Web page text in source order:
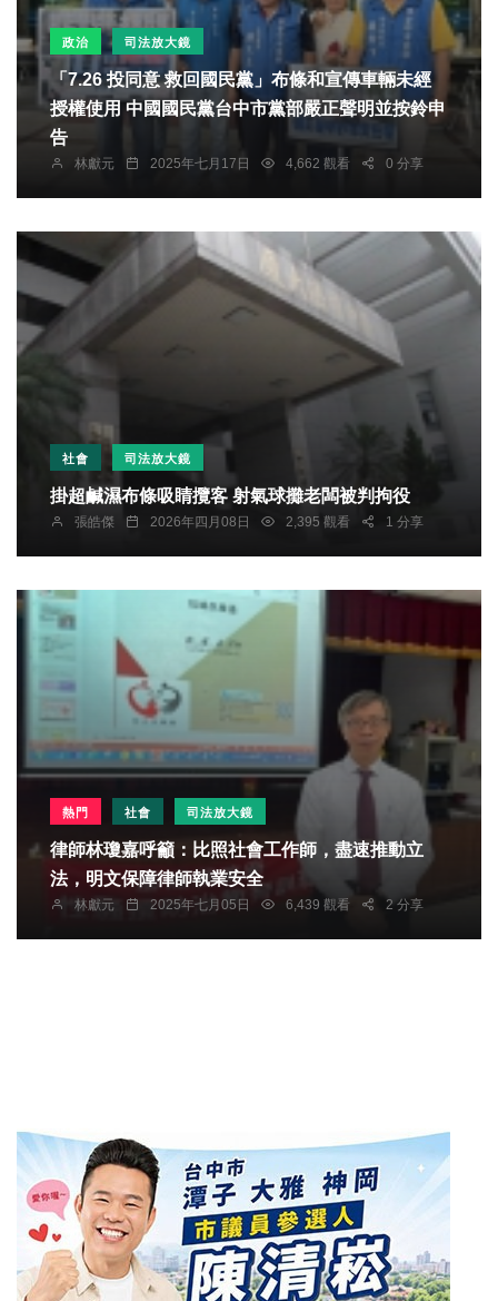
政治 司法放大鏡
「7.26 投同意 救回國民黨」布條和宣傳車輛未經
授權使用 中國國民黨台中市黨部嚴正聲明並按鈴申
告
林獻元 2025年七月17日 4,662 觀看 0 分享
社會 司法放大鏡
掛超鹹濕布條吸睛攬客 射氣球攤老闆被判拘役
張皓傑 2026年四月08日 2,395 觀看 1 分享
熱門 社會 司法放大鏡
律師林瓊嘉呼籲：比照社會工作師，盡速推動立
法，明文保障律師執業安全
林獻元 2025年七月05日 6,439 觀看 2 分享